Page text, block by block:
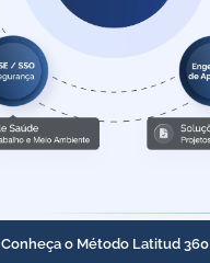
Conheça o Método Latitud 360